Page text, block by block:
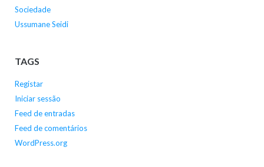
Sociedade
Ussumane Seidi
TAGS
Registar
Iniciar sessão
Feed de entradas
Feed de comentários
WordPress.org